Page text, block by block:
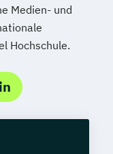
Medien- und
Hochschule.